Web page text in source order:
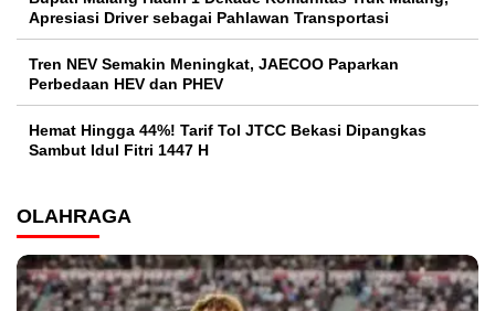
Apresiasi Driver sebagai Pahlawan Transportasi
Tren NEV Semakin Meningkat, JAECOO Paparkan
Perbedaan HEV dan PHEV
Hemat Hingga 44%! Tarif Tol JTCC Bekasi Dipangkas
Sambut Idul Fitri 1447 H
OLAHRAGA